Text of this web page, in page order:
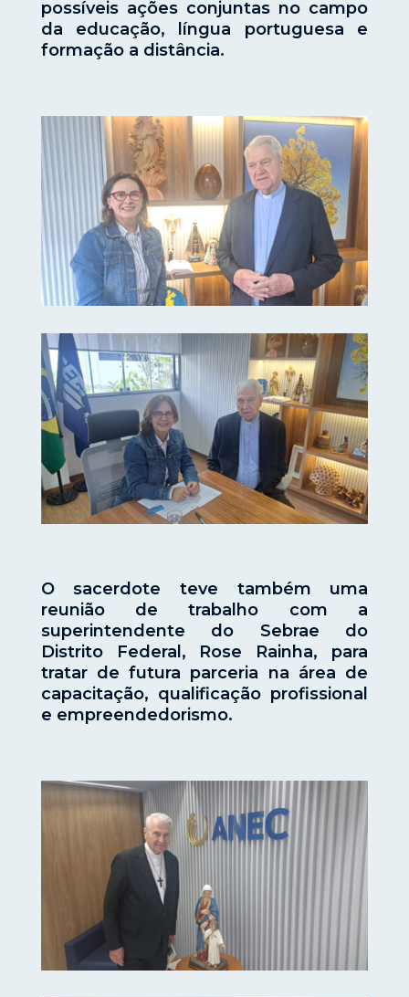
possíveis ações conjuntas no campo
da educação, língua portuguesa e
formação a distância.
O sacerdote teve também uma
reunião de trabalho com a
superintendente do Sebrae do
Distrito Federal, Rose Rainha, para
tratar de futura parceria na área de
capacitação, qualificação profissional
e empreendedorismo.